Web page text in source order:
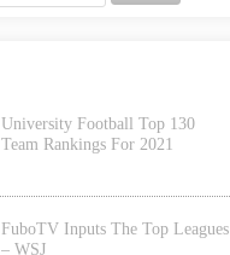
University Football Top 130
Team Rankings For 2021
FuboTV Inputs The Top Leagues
– WSJ